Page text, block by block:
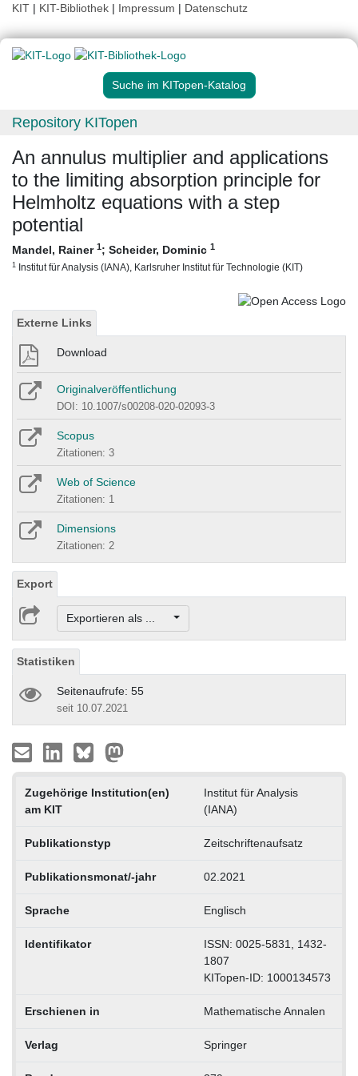
KIT | KIT-Bibliothek | Impressum | Datenschutz
Suche im KITopen-Katalog
Repository KITopen
An annulus multiplier and applications
to the limiting absorption principle for
Helmholtz equations with a step
potential
Mandel, Rainer 1; Scheider, Dominic 1
1 Institut für Analysis (IANA), Karlsruher Institut für Technologie (KIT)
Externe Links
Download
Originalveröffentlichung
DOI: 10.1007/s00208-020-02093-3
Scopus
Zitationen: 3
Web of Science
Zitationen: 1
Dimensions
Zitationen: 2
Export
Exportieren als ...
Statistiken
Seitenaufrufe: 55
seit 10.07.2021
Zugehörige Institution(en)
am KIT
Institut für Analysis
(IANA)
Publikationstyp Zeitschriftenaufsatz
Publikationsmonat/-jahr 02.2021
Sprache Englisch
Identifikator
ISSN: 0025-5831, 1432-
1807
KITopen-ID: 1000134573
Erschienen in Mathematische Annalen
Verlag Springer